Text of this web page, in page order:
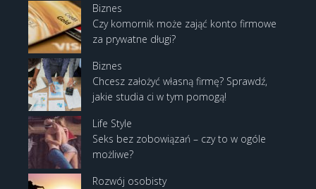
Biznes
Czy komornik może zająć konto firmowe
za prywatne długi?
Biznes
Chcesz założyć własną firmę? Sprawdź,
jakie studia ci w tym pomogą!
Life Style
Seks bez zobowiązań – czy to w ogóle
możliwe?
Rozwój osobisty